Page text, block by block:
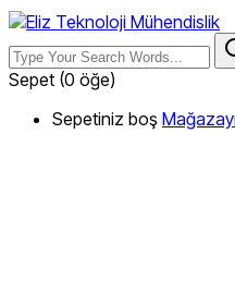
Sepet (0 öğe)
Sepetiniz boş